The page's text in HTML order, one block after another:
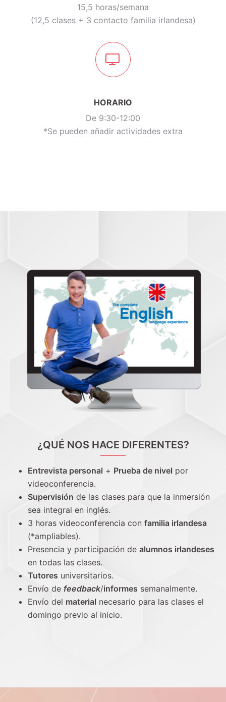
15,5 horas/semana
(12,5 clases + 3 contacto familia irlandesa)
HORARIO
De 9:30-12:00
*Se pueden añadir actividades extra
¿QUÉ NOS HACE DIFERENTES?
Entrevista personal + Prueba de nivel por
videoconferencia.
Supervisión de las clases para que la inmersión
sea integral en inglés.
3 horas videoconferencia con familia irlandesa
(*ampliables).
Presencia y participación de alumnos irlandeses
en todas las clases.
Tutores universitarios.
Envío de feedback/informes semanalmente.
Envío del material necesario para las clases el
domingo previo al inicio.